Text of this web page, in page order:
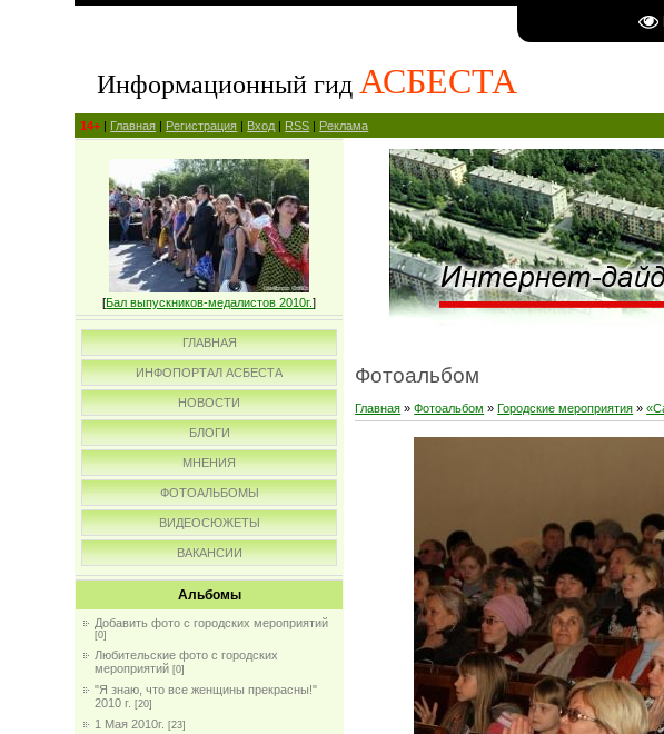
Информационный гид АСБЕСТА
14+ | Главная | Регистрация | Вход | RSS | Реклама
[Бал выпускников-медалистов 2010г.]
ГЛАВНАЯ
ИНФОПОРТАЛ АСБЕСТА
НОВОСТИ
БЛОГИ
МНЕНИЯ
ФОТОАЛЬБОМЫ
ВИДЕОСЮЖЕТЫ
ВАКАНСИИ
Альбомы
Добавить фото с городских мероприятий
[0]
Любительские фото с городских
мероприятий [0]
"Я знаю, что все женщины прекрасны!"
2010 г. [20]
1 Мая 2010г. [23]
Фотоальбом
Главная »Фотоальбом »Городские мероприятия »